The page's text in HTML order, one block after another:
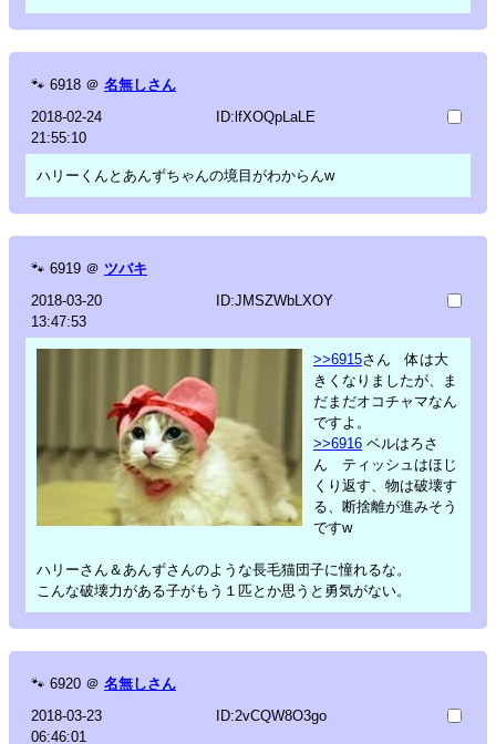
🐾 6918 ＠ 名無しさん
2018-02-24
21:55:10
ID:lfXOQpLaLE
ハリーくんとあんずちゃんの境目がわからんw
🐾 6919 ＠ ツバキ
2018-03-20
13:47:53
ID:JMSZWbLXOY
>>6915さん 体は大
きくなりましたが、ま
だまだオコチャマなん
ですよ。
>>6916 ベルはろさ
ん ティッシュはほじ
くり返す、物は破壊す
る、断捨離が進みそう
ですw
ハリーさん＆あんずさんのような長毛猫団子に憧れるな。
こんな破壊力がある子がもう１匹とか思うと勇気がない。
🐾 6920 ＠ 名無しさん
2018-03-23
06:46:01
ID:2vCQW8O3go